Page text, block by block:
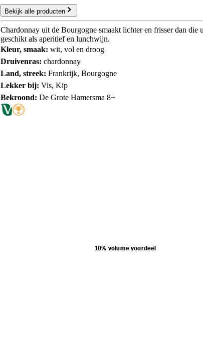
Bekijk alle producten
Chardonnay uit de Bourgogne smaakt lichter en frisser dan die
geschikt als aperitief en lunchwijn.
Kleur, smaak: wit, vol en droog
Druivenras: chardonnay
Land, streek: Frankrijk, Bourgogne
Lekker bij: Vis, Kip
Bekroond: De Grote Hamersma 8+
10% volume voordeel